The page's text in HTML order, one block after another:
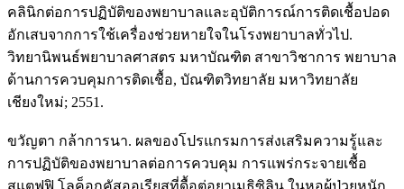
คลินิกต่อการปฏิบัติของพยาบาลและอุบัติการณ์การติดเชื้อปอด
อักเสบจากการใช้เครื่องช่วยหายใจในโรงพยาบาลทั่วไป.
วิทยานิพนธ์พยาบาลศาสตร มหาบัณฑิต สาขาวิชาการ พยาบาล
ด้านการควบคุมการติดเชื้อ, บัณฑิตวิทยาลัย มหาวิทยาลัย
เชียงใหม่; 2551.
ขวัญตา กล้าการนา. ผลของโปรแกรมการส่งเสริมความรู้และ
การปฏิบัติของพยาบาลต่อการควบคุม การแพร่กระจายเชื้อ